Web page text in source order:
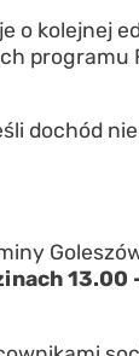
o kolejnej
programu
dochód
13.00